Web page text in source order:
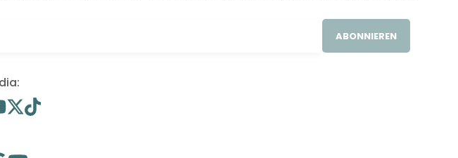
ABONNIEREN